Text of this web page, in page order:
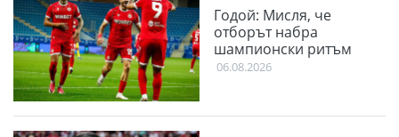
Годой: Мисля, че
отборът набра
шампионски ритъм
06.08.2026